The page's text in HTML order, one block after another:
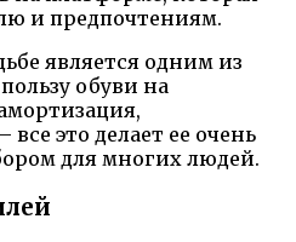
и предпочтениям.
является одним из
обуви на
это делает ее очень
для многих людей.